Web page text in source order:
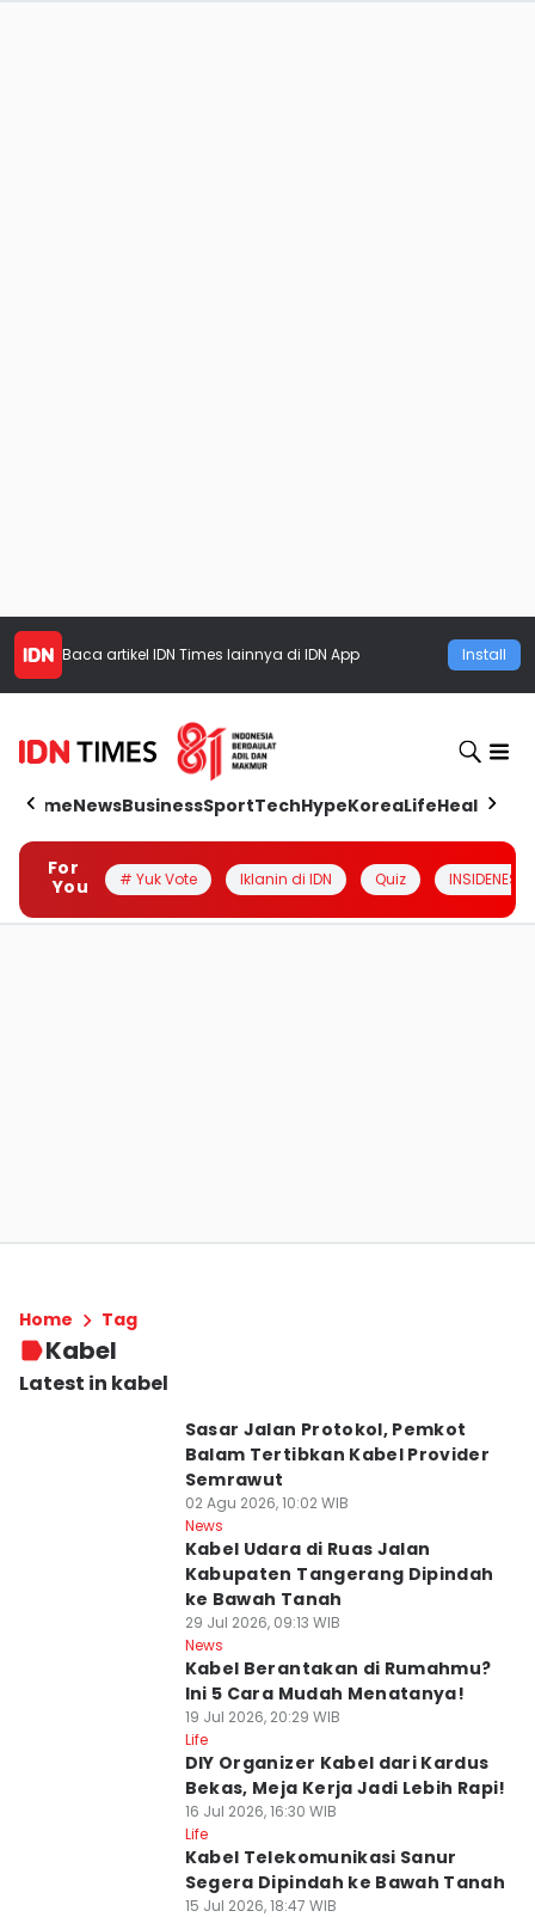
Baca artikel IDN Times lainnya di IDN App Install
HomeNewsBusinessSportTechHypeKoreaLifeHealth
For
You
# Yuk Vote Iklanin di IDN Quiz INSIDENESIA
Home Tag
Kabel
Latest in kabel
Sasar Jalan Protokol, Pemkot
Balam Tertibkan Kabel Provider
Semrawut
02 Agu 2026, 10:02 WIB
News
Kabel Udara di Ruas Jalan
Kabupaten Tangerang Dipindah
ke Bawah Tanah
29 Jul 2026, 09:13 WIB
News
Kabel Berantakan di Rumahmu?
Ini 5 Cara Mudah Menatanya!
19 Jul 2026, 20:29 WIB
Life
DIY Organizer Kabel dari Kardus
Bekas, Meja Kerja Jadi Lebih Rapi!
16 Jul 2026, 16:30 WIB
Life
Kabel Telekomunikasi Sanur
Segera Dipindah ke Bawah Tanah
15 Jul 2026, 18:47 WIB